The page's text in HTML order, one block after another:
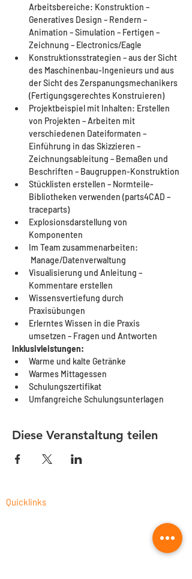
Arbeitsbereiche: Konstruktion –
Generatives Design – Rendern –
Animation – Simulation – Fertigen –
Zeichnung – Electronics/Eagle
Konstruktionsstrategien – aus der Sicht
des Maschinenbau-Ingenieurs und aus
der Sicht des Zerspanungsmechanikers
(Fertigungsgerechtes Konstruieren)
Projektbeispiel mit Inhalten: Erstellen
von Projekten – Arbeiten mit
verschiedenen Dateiformaten –
Einführung in das Skizzieren –
Zeichnungsableitung – Bemaßen und
Beschriften – Baugruppen-Konstruktion
Stücklisten erstellen – Normteile-
Bibliotheken verwenden (parts4CAD –
traceparts)
Explosionsdarstellung von
Komponenten
Im Team zusammenarbeiten:
Manage/Datenverwaltung
Visualisierung und Anleitung –
Kommentare erstellen
Wissensvertiefung durch
Praxisübungen
Erlerntes Wissen in die Praxis
umsetzen – Fragen und Antworten
Inklusivleistungen:
Warme und kalte Getränke
Warmes Mittagessen
Schulungszertifikat
Umfangreiche Schulungsunterlagen
Diese Veranstaltung teilen
Quicklinks
CAM-Programmierung als Dienstleistung
Fusion 360 Post-Prozessor Programmierung